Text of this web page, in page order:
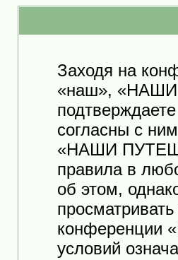
Заходя на
«наш», «НАШИ
согласны с
«НАШИ
правила в
об этом,
конференции
условий